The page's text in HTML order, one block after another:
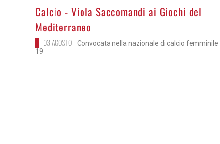
>
Calcio - Viola Saccomandi ai Giochi del
Mediterraneo
03 AGOSTO
Convocata nella nazionale di calcio femminile
19